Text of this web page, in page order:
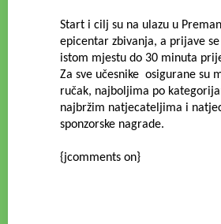
Start i cilj su na ulazu u
epicentar zbivanja, a prijave
istom mjestu do 30 minuta
Za sve učesnike osigurane su
ručak, najboljima po
najbržim natjecateljima i
sponzorske nagrade.
{jcomments on}